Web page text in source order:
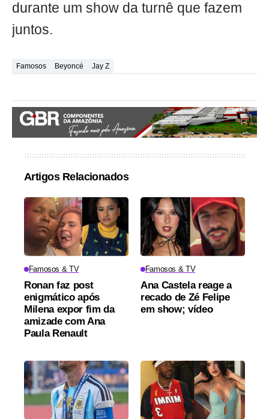
durante um show da turnê que fazem
juntos.
Famosos Beyoncé Jay Z
Artigos Relacionados
Famosos & TV
Ronan faz post
enigmático após
Milena expor fim da
amizade com Ana
Paula Renault
Famosos & TV
Ana Castela reage a
recado de Zé Felipe
em show; vídeo